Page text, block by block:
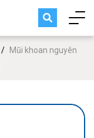
Mũi khoan nguyên